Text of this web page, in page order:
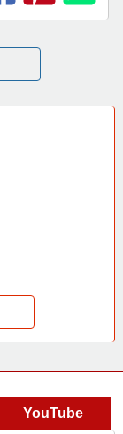
YouTube